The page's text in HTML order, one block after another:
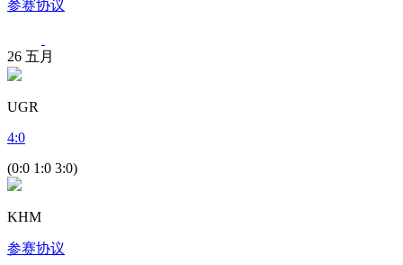
参赛协议
26 五月
UGR
4:0
(0:0 1:0 3:0)
KHM
参赛协议